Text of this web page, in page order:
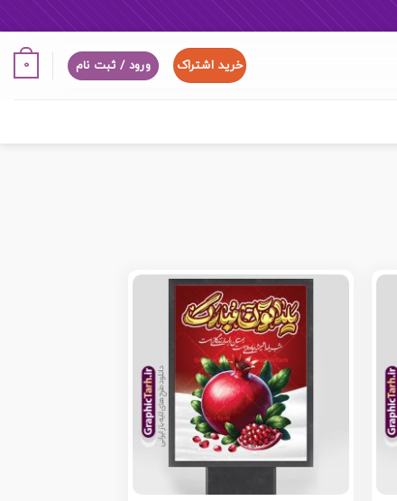
خرید اشتراک ورود / ثبت نام 0